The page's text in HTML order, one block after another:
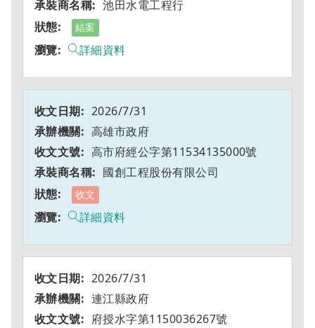
池田水電工程行
結案
詳細資料
2026/7/31
高雄市政府
高市府經公字第11534135000號
國創工程股份有限公司
收文
詳細資料
2026/7/31
連江縣政府
府授水字第1150036267號